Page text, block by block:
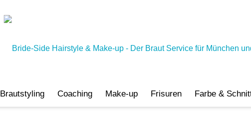
Brautstyling Coaching Make-up Frisuren Farbe &